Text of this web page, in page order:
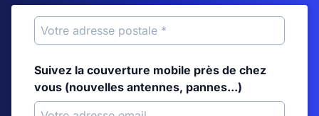
Suivez la couverture mobile près de chez
vous (nouvelles antennes, pannes...)